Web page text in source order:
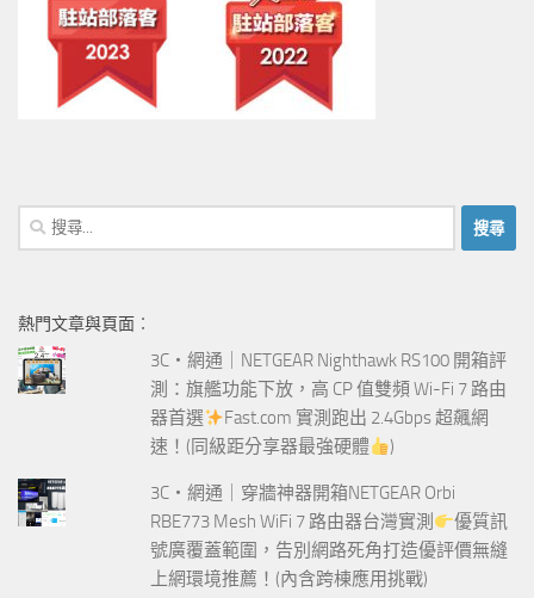
搜
尋
字:
熱門文章與頁面︰
3C‧網通｜NETGEAR Nighthawk RS100 開箱評
測：旗艦功能下放，高 CP 值雙頻 Wi-Fi 7 路由
器首選
Fast.com 實測跑出 2.4Gbps 超飆網
速！(同級距分享器最強硬體
)
3C‧網通｜穿牆神器開箱NETGEAR Orbi
RBE773 Mesh WiFi 7 路由器台灣實測
優質訊
號廣覆蓋範圍，告別網路死角打造優評價無縫
上網環境推薦！(內含跨棟應用挑戰)